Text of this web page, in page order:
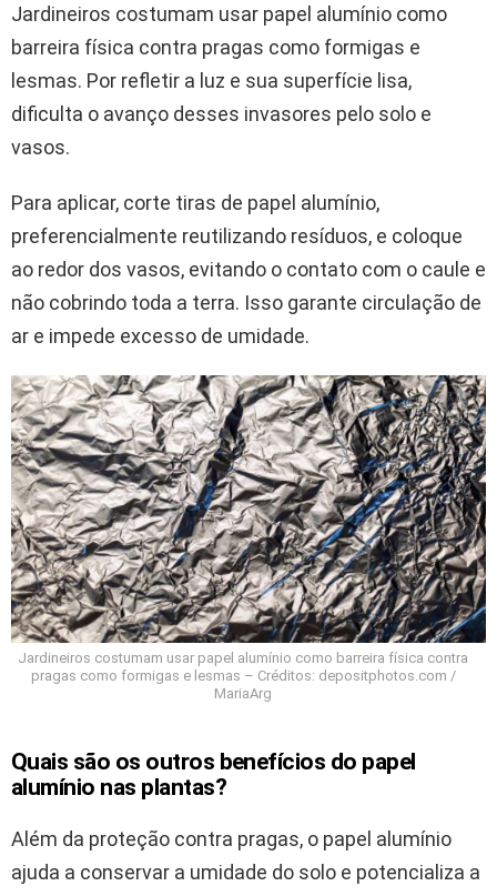
Jardineiros costumam usar papel alumínio como
barreira física contra pragas como formigas e
lesmas. Por refletir a luz e sua superfície lisa,
dificulta o avanço desses invasores pelo solo e
vasos.
Para aplicar, corte tiras de papel alumínio,
preferencialmente reutilizando resíduos, e coloque
ao redor dos vasos, evitando o contato com o caule e
não cobrindo toda a terra. Isso garante circulação de
ar e impede excesso de umidade.
Jardineiros costumam usar papel alumínio como barreira física contra
pragas como formigas e lesmas – Créditos: depositphotos.com /
MariaArg
Quais são os outros benefícios do papel
alumínio nas plantas?
Além da proteção contra pragas, o papel alumínio
ajuda a conservar a umidade do solo e potencializa a